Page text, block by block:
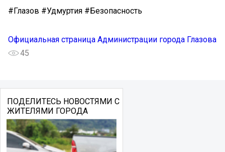
#Глазов #Удмуртия #Безопасность
Официальная страница Администрации города Глазова
45
ПОДЕЛИТЕСЬ НОВОСТЯМИ С
ЖИТЕЛЯМИ ГОРОДА